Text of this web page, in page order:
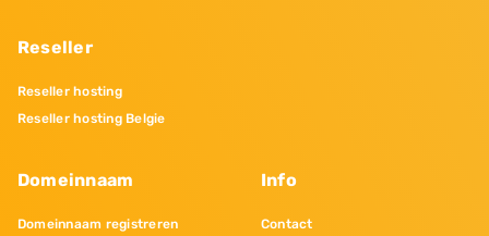
Reseller
Reseller hosting
Reseller hosting Belgie
Domeinnaam
Domeinnaam registreren
Info
Contact